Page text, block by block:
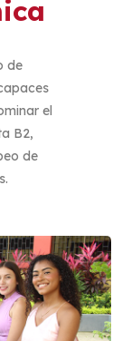
de
el
B2,
de